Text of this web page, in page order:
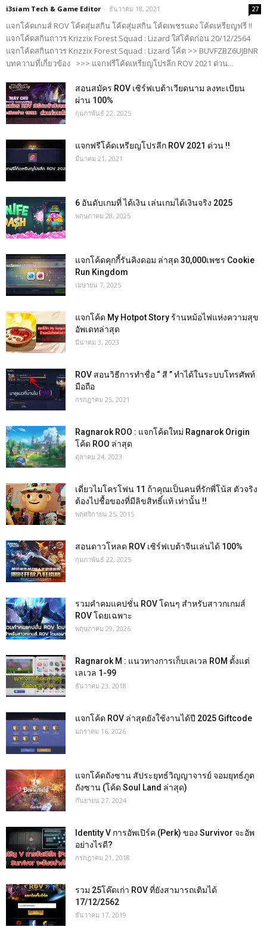
i3siam Tech & Game Editor - ธันวาคม 18, 2021 27
แจกโค้ดเกมส์ ROV โค้ดสุ่มสกิน โค้ดสุ่มสกิน โค้ดเพชรแดง โค้ดเหรียญฟรี !!
แจกโค้ดสกินถาวร Krizzix Forest Squad : Lizard ใส่โค้ดก่อน 20/12/2564
แจกโค้ดสกินถาวร Krizzix Forest Squad : Lizard โค้ด >> BUVFZBZ6UJBNR
บทความที่เกี่ยวข้อง >>> แจกฟรีโค้ดเหรียญโปรลีก ROV 2021 ด่วน...
สอนสมัคร ROV เซิร์ฟเบต้าเวียดนาม ลงทะเบียน
ผ่าน 100%
กุมภาพันธ์ 22, 2025
แจกฟรีโค้ดเหรียญโปรลีก ROV 2021 ด่วน !!
มีนาคม 21, 2021
6 อันดับเกมที่ ได้เงิน เล่นเกมได้เงินจริง 2025
พฤษภาคม 28, 2025
แจกโค้ดคุกกี้รันคิงดอม ล่าสุด 30,000เพชร Cookie
Run Kingdom
เมษายน 7, 2025
แจกโค้ด My Hotpot Story ร้านหม้อไฟแห่งความสุข
อัพเดทล่าสุด
มีนาคม 3, 2023
ROV สอนวิธีการทำชื่อ “ สี ” ทำได้ในระบบโทรศัพท์
มือถือ
กรกฎาคม 25, 2021
Ragnarok ROO : แจกโค้ดใหม่ Ragnarok Origin
โค้ด ROO ล่าสุด
ตุลาคม 24, 2023
เดี่ยวไมโครโฟน 11 ถ้าคุณเป็นคนที่รักพี่โน้ส ตัวจริง
ต้องไปชื้อของที่มีลิขสิทธิ์แท้ เท่านั้น !!
พฤศจิกายน 25, 2015
สอนดาวโหลด ROV เซิร์ฟเบต้าจีนเล่นได้ 100%
กุมภาพันธ์ 22, 2025
รวมคำคมแคปชั่น ROV โดนๆ สำหรับสาวกเกมส์
ROV โดยเฉพาะ
พฤษภาคม 29, 2026
Ragnarok M : แนวทางการเก็บเลเวล ROM ตั้งแต่
เลเวล 1-99
ธันวาคม 23, 2018
แจกโค้ด ROV ล่าสุดยังใช้งานได้ปี 2025 Giftcode
มกราคม 16, 2026
แจกโค้ดถังซาน สัประยุทธ์วิญญาจารย์ จอมยุทธ์ภูต
ถังซาน (โค้ด Soul Land ล่าสุด)
กันยายน 27, 2024
Identity V การอัพเปิร์ค (Perk) ของ Survivor จะอัพ
อย่างไรดี?
กรกฎาคม 21, 2018
รวม 25โค๊ดเก่า ROV ที่ยังสามารถเติมได้
17/12/2562
ธันวาคม 17, 2019